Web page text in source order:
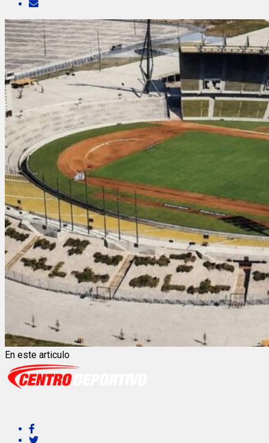
En este articulo